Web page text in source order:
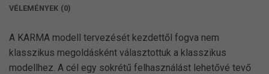
VÉLEMÉNYEK (0)
A KARMA modell tervezését kezdettől fogva nem
klasszikus megoldásként választottuk a klasszikus
modellhez. A cél egy sokrétű felhasználást lehetővé tevő